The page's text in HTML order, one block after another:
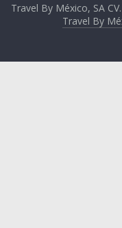
Travel By México, SA
Travel By